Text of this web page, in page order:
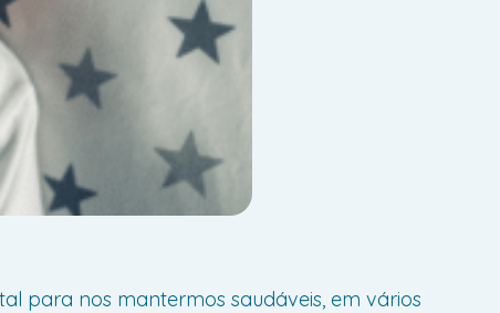
para nos mantermos saudáveis, em vários